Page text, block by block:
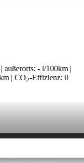
außerorts: - l/100km |
| CO2-Effizienz: 0